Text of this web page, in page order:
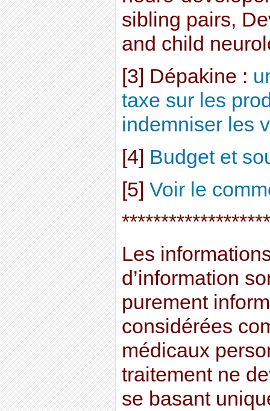
sibling pairs,
and child
[3] Dépakine :
taxe sur les
indemniser les
[4] Budget et
[5] Voir le
Les
d’information
purement
considérées
médicaux
traitement ne
se basant